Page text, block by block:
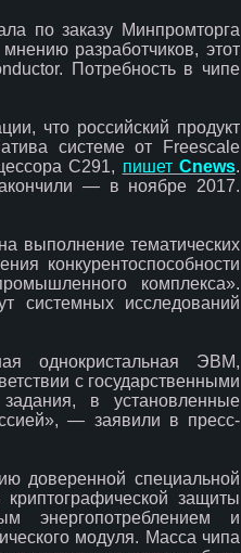
по заказу Минпромторга
разработчиков, этот
Потребность в чипе
что российский продукт
системе от Freescale
С291, пишетCnews.
— в ноябре 2017.
выполнение тематических
конкурентоспособности
комплекса».
системных исследований
однокристальная ЭВМ,
с государственными
в установленные
— заявили в пресс-
доверенной специальной
защиты
энергопотреблением и
модуля. Масса чипа